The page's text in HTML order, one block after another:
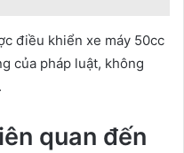
điều khiển xe máy 50cc
của pháp luật, không
quan đến